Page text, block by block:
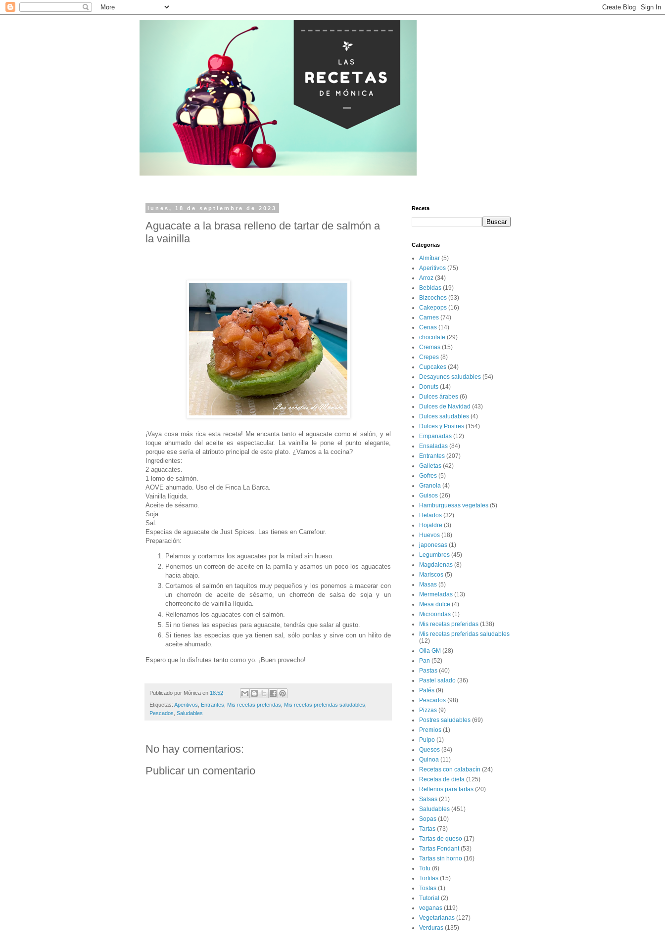
lunes, 18 de septiembre de 2023
Aguacate a la brasa relleno de tartar de salmón a
la vainilla
¡Vaya cosa más rica esta receta! Me encanta tanto el aguacate como el salón, y el
toque ahumado del aceite es espectacular. La vainilla le pone el punto elegante,
porque ese sería el atributo principal de este plato. ¿Vamos a la cocina?
Ingredientes:
2 aguacates.
1 lomo de salmón.
AOVE ahumado. Uso el de Finca La Barca.
Vainilla líquida.
Aceite de sésamo.
Soja.
Sal.
Especias de aguacate de Just Spices. Las tienes en Carrefour.
Preparación:
Pelamos y cortamos los aguacates por la mitad sin hueso.
Ponemos un correón de aceite en la parrilla y asamos un poco los aguacates
hacia abajo.
Cortamos el salmón en taquitos muy pequeños y los ponemos a macerar con
un chorreón de aceite de sésamo, un chorreón de salsa de soja y un
chorreoncito de vainilla líquida.
Rellenamos los aguacates con el salmón.
Si no tienes las especias para aguacate, tendrás que salar al gusto.
Si tienes las especias que ya tienen sal, sólo ponlas y sirve con un hilito de
aceite ahumado.
Espero que lo disfrutes tanto como yo. ¡Buen provecho!
Publicado por Mónica en 18:52
Etiquetas: Aperitivos Entrantes Mis recetas preferidas Mis recetas preferidas saludables
Pescados Saludables
No hay comentarios:
Publicar un comentario
Receta
Categorias
Almíbar (5)
Aperitivos (75)
Arroz (34)
Bebidas (19)
Bizcochos (53)
Cakepops (16)
Carnes (74)
Cenas (14)
chocolate (29)
Cremas (15)
Crepes (8)
Cupcakes (24)
Desayunos saludables (54)
Donuts (14)
Dulces árabes (6)
Dulces de Navidad (43)
Dulces saludables (4)
Dulces y Postres (154)
Empanadas (12)
Ensaladas (84)
Entrantes (207)
Galletas (42)
Gofres (5)
Granola (4)
Guisos (26)
Hamburguesas vegetales (5)
Helados (32)
Hojaldre (3)
Huevos (18)
japonesas (1)
Legumbres (45)
Magdalenas (8)
Mariscos (5)
Masas (5)
Mermeladas (13)
Mesa dulce (4)
Microondas (1)
Mis recetas preferidas (138)
Mis recetas preferidas saludables
(12)
Olla GM (28)
Pan (52)
Pastas (40)
Pastel salado (36)
Patés (9)
Pescados (98)
Pizzas (9)
Postres saludables (69)
Premios (1)
Pulpo (1)
Quesos (34)
Quinoa (11)
Recetas con calabacín (24)
Recetas de dieta (125)
Rellenos para tartas (20)
Salsas (21)
Saludables (451)
Sopas (10)
Tartas (73)
Tartas de queso (17)
Tartas Fondant (53)
Tartas sin horno (16)
Tofu (6)
Tortitas (15)
Tostas (1)
Tutorial (2)
veganas (119)
Vegetarianas (127)
Verduras (135)